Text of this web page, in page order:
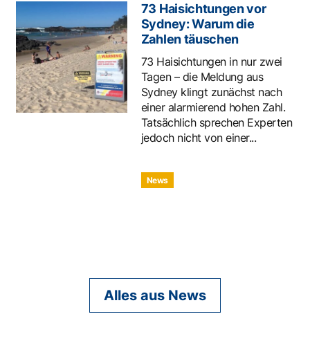
73 Haisichtungen vor
Sydney: Warum die
Zahlen täuschen
73 Haisichtungen in nur zwei
Tagen – die Meldung aus
Sydney klingt zunächst nach
einer alarmierend hohen Zahl.
Tatsächlich sprechen Experten
jedoch nicht von einer...
News
Alles aus News